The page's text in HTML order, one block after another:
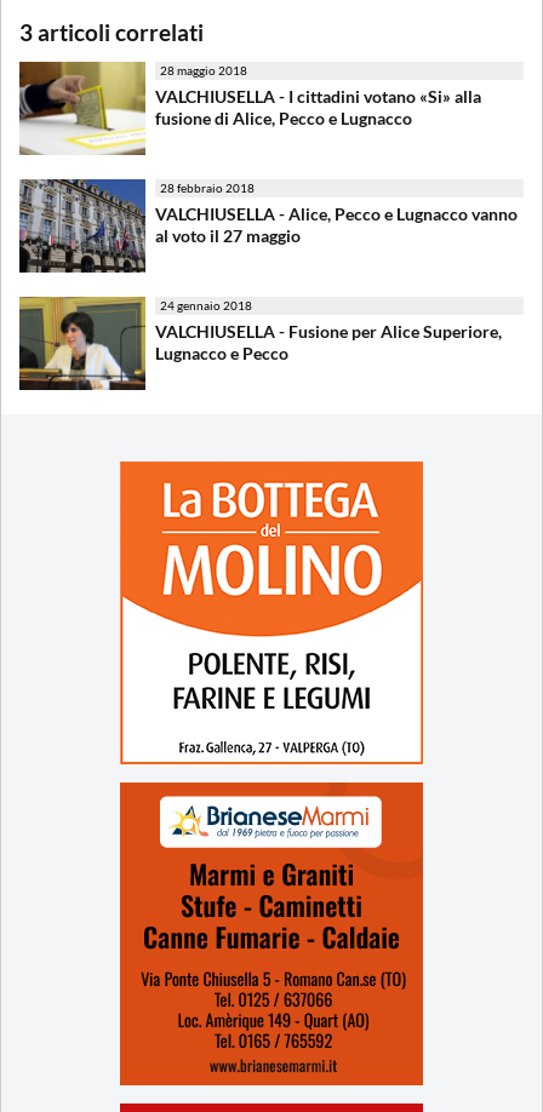
3 articoli correlati
28 maggio 2018
VALCHIUSELLA - I cittadini votano «Si» alla
fusione di Alice, Pecco e Lugnacco
28 febbraio 2018
VALCHIUSELLA - Alice, Pecco e Lugnacco vanno
al voto il 27 maggio
24 gennaio 2018
VALCHIUSELLA - Fusione per Alice Superiore,
Lugnacco e Pecco